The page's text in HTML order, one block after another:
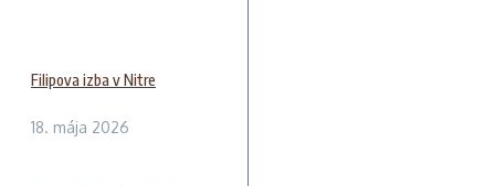
Filipova izba v Nitre
18. mája 2026